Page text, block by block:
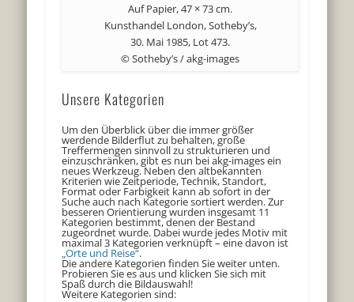
Auf Papier, 47 × 73 cm.
Kunsthandel London, Sotheby’s,
30. Mai 1985, Lot 473.
© Sotheby’s / akg-images
Unsere Kategorien
Um den Überblick über die immer größer
werdende Bilderflut zu behalten, große
Treffermengen sinnvoll zu strukturieren und
einzuschränken, gibt es nun bei akg-images ein
neues Werkzeug. Neben den altbekannten
Kriterien wie Zeitperiode, Technik, Standort,
Format oder Farbigkeit kann ab sofort in der
Suche auch nach Kategorie sortiert werden. Zur
besseren Orientierung wurden insgesamt 11
Kategorien bestimmt, denen der Bestand
zugeordnet wurde. Dabei wurde jedes Motiv mit
maximal 3 Kategorien verknüpft – eine davon ist
„Orte und Reise“.
Die andere Kategorien finden Sie weiter unten.
Probieren Sie es aus und klicken Sie sich mit
Spaß durch die Bildauswahl!
Weitere Kategorien sind: